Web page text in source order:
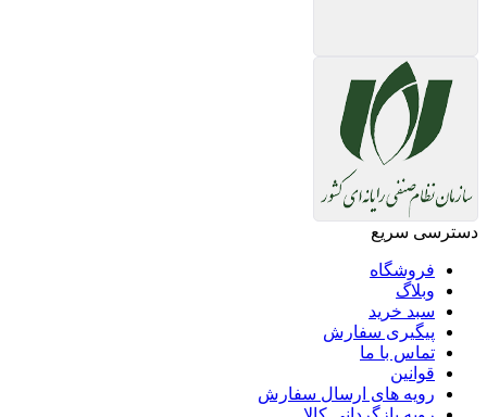
دسترسی سریع
فروشگاه
وبلاگ
سبد خرید
پیگیری سفارش
تماس با ما
قوانین
رویه های ارسال سفارش